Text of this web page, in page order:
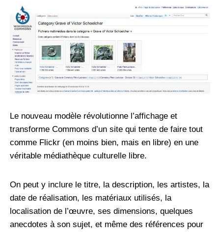
Le nouveau modèle révolutionne l’affichage et
transforme Commons d’un site qui tente de faire tout
comme Flickr (en moins bien, mais en libre) en une
véritable médiathèque culturelle libre.
On peut y inclure le titre, la description, les artistes, la
date de réalisation, les matériaux utilisés, la
localisation de l’œuvre, ses dimensions, quelques
anecdotes à son sujet, et même des références pour